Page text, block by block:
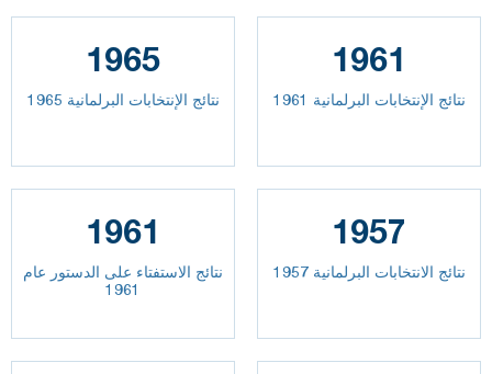
1965
نتائج الإنتخابات البرلمانية 1965
1961
نتائج الإنتخابات البرلمانية 1961
1961
نتائج الاستفتاء على الدستور عام
1961
1957
نتائج الانتخابات البرلمانية 1957